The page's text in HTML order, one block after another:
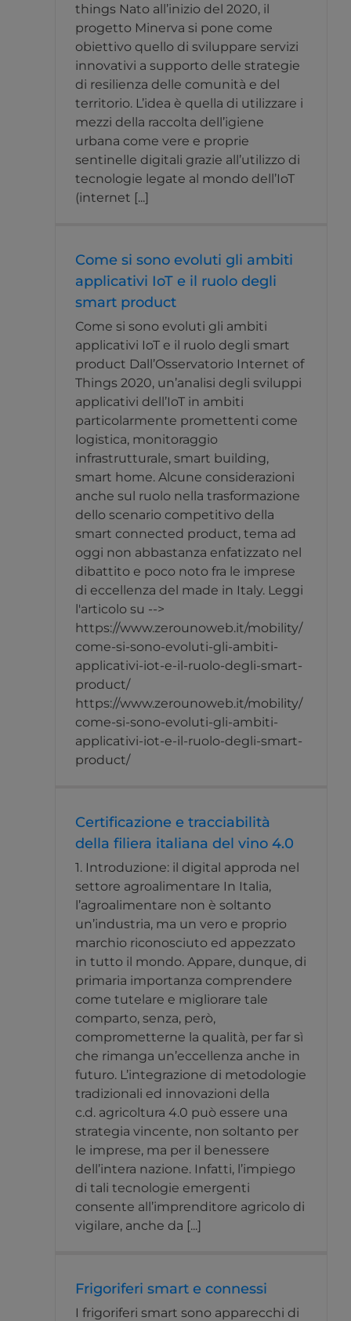
things Nato all’inizio del 2020, il
progetto Minerva si pone come
obiettivo quello di sviluppare servizi
innovativi a supporto delle strategie
di resilienza delle comunità e del
territorio. L’idea è quella di utilizzare i
mezzi della raccolta dell’igiene
urbana come vere e proprie
sentinelle digitali grazie all’utilizzo di
tecnologie legate al mondo dell’IoT
(internet [...]
Come si sono evoluti gli ambiti
applicativi IoT e il ruolo degli
smart product
Come si sono evoluti gli ambiti
applicativi IoT e il ruolo degli smart
product Dall’Osservatorio Internet of
Things 2020, un’analisi degli sviluppi
applicativi dell’IoT in ambiti
particolarmente promettenti come
logistica, monitoraggio
infrastrutturale, smart building,
smart home. Alcune considerazioni
anche sul ruolo nella trasformazione
dello scenario competitivo della
smart connected product, tema ad
oggi non abbastanza enfatizzato nel
dibattito e poco noto fra le imprese
di eccellenza del made in Italy. Leggi
l'articolo su -->
https://www.zerounoweb.it/mobility/
come-si-sono-evoluti-gli-ambiti-
applicativi-iot-e-il-ruolo-degli-smart-
product/
https://www.zerounoweb.it/mobility/
come-si-sono-evoluti-gli-ambiti-
applicativi-iot-e-il-ruolo-degli-smart-
product/
Certificazione e tracciabilità
della filiera italiana del vino 4.0
1. Introduzione: il digital approda nel
settore agroalimentare In Italia,
l’agroalimentare non è soltanto
un’industria, ma un vero e proprio
marchio riconosciuto ed appezzato
in tutto il mondo. Appare, dunque, di
primaria importanza comprendere
come tutelare e migliorare tale
comparto, senza, però,
comprometterne la qualità, per far sì
che rimanga un’eccellenza anche in
futuro. L’integrazione di metodologie
tradizionali ed innovazioni della
c.d. agricoltura 4.0 può essere una
strategia vincente, non soltanto per
le imprese, ma per il benessere
dell’intera nazione. Infatti, l’impiego
di tali tecnologie emergenti
consente all’imprenditore agricolo di
vigilare, anche da [...]
Frigoriferi smart e connessi
I frigoriferi smart sono apparecchi di